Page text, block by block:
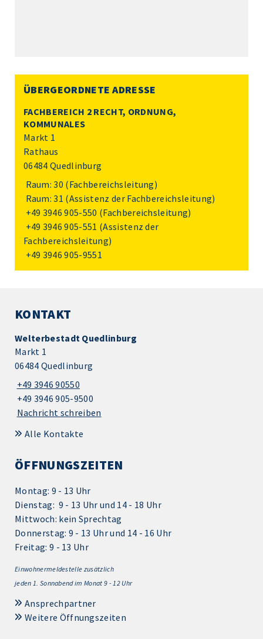
ÜBERGEORDNETE ADRESSE
FACHBEREICH 2 RECHT, ORDNUNG,
KOMMUNALES
Markt 1
Rathaus
06484 Quedlinburg
Raum: 30 (Fachbereichsleitung)
Raum: 31 (Assistenz der Fachbereichsleitung)
+49 3946 905-550 (Fachbereichsleitung)
+49 3946 905-551 (Assistenz der
Fachbereichsleitung)
+49 3946 905-9551
KONTAKT
Welterbestadt Quedlinburg
Markt 1
06484 Quedlinburg
+49 3946 90550
+49 3946 905-9500
Nachricht schreiben
Alle Kontakte
ÖFFNUNGSZEITEN
Montag: 9 - 13 Uhr
Dienstag: 9 - 13 Uhr und 14 - 18 Uhr
Mittwoch: kein Sprechtag
Donnerstag: 9 - 13 Uhr und 14 - 16 Uhr
Freitag: 9 - 13 Uhr
Einwohnermeldestelle zusätzlich
jeden 1. Sonnabend im Monat 9 - 12 Uhr
Ansprechpartner
Weitere Öffnungszeiten